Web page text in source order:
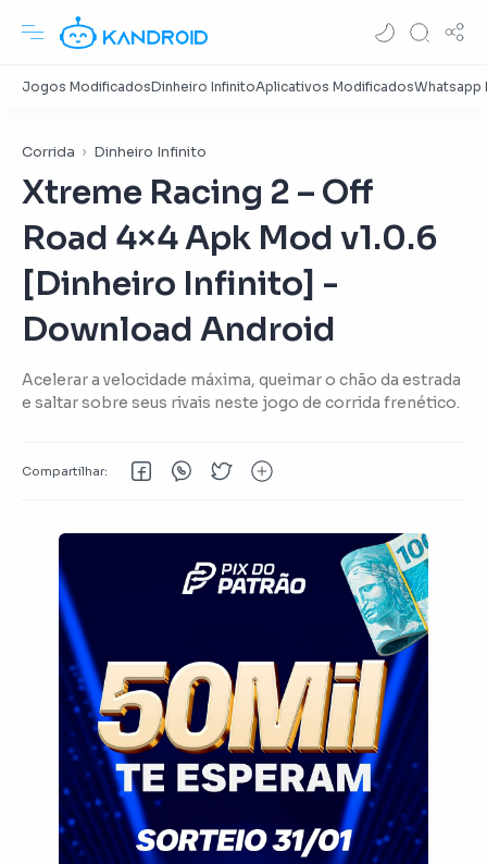
Corrida Dinheiro Infinito
Xtreme Racing 2 – Off
Road 4×4 Apk Mod v1.0.6
[Dinheiro Infinito] -
Download Android
Acelerar a velocidade máxima, queimar o chão da estrada
e saltar sobre seus rivais neste jogo de corrida frenético.